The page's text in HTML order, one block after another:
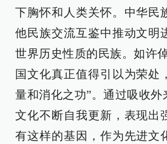
下胸怀和人类关怀。中华民
他民族交流互鉴中推动文明
世界历史性质的民族。如许
国文化真正值得引以为荣处
量和消化之功”。通过吸收
文化不断自我更新，表现出
有这样的基因，作为先进文